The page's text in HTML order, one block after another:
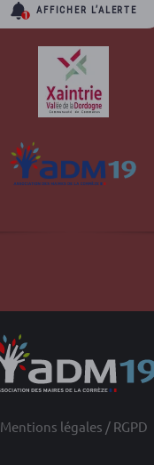
AFFICHER L’ALERTE
Mentions légales / RGPD